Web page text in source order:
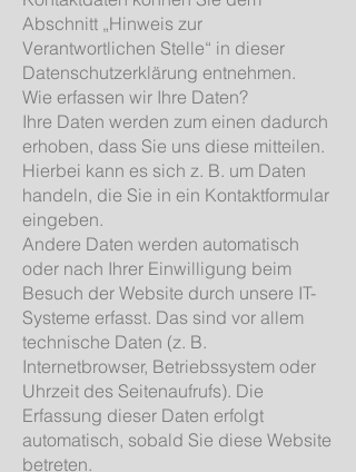
Abschnitt „Hinweis zur
Verantwortlichen Stelle“ in dieser
Datenschutzerklärung entnehmen.
Wie erfassen wir Ihre Daten?
Ihre Daten werden zum einen dadurch
erhoben, dass Sie uns diese mitteilen.
Hierbei kann es sich z. B. um Daten
handeln, die Sie in ein Kontaktformular
eingeben.
Andere Daten werden automatisch
oder nach Ihrer Einwilligung beim
Besuch der Website durch unsere IT-
Systeme erfasst. Das sind vor allem
technische Daten (z. B.
Internetbrowser, Betriebssystem oder
Uhrzeit des Seitenaufrufs). Die
Erfassung dieser Daten erfolgt
automatisch, sobald Sie diese Website
betreten.